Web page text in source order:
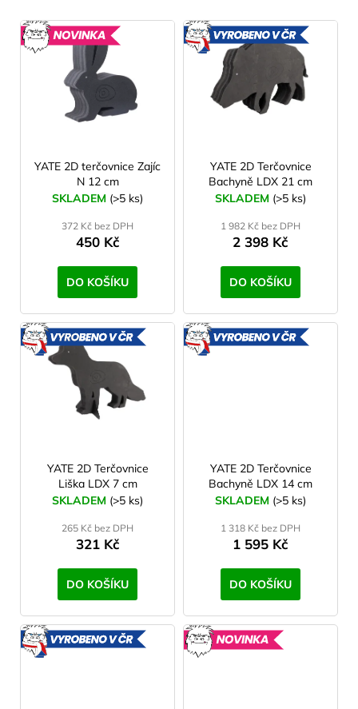
12 cm 5
2
8
30 lbs 7
15
V
ý
NOVINKA
YATE 2D terčovnice Zajíc
N 12 cm
SKLADEM (>5 ks)
372 Kč bez DPH
450 Kč
DO KOŠÍKU
V ČR
YATE 2D Terčovnice
Bachyně LDX 21 cm
SKLADEM (>5 ks)
1 982 Kč bez DPH
2 398 Kč
DO KOŠÍKU
VYROBENO
V ČR
YATE 2D Terčovnice
Liška LDX 7 cm
SKLADEM (>5 ks)
265 Kč bez DPH
321 Kč
DO KOŠÍKU
YATE 2D Terčovnice
Bachyně LDX 14 cm
SKLADEM (>5 ks)
1 318 Kč bez DPH
1 595 Kč
DO KOŠÍKU
VYROBENO